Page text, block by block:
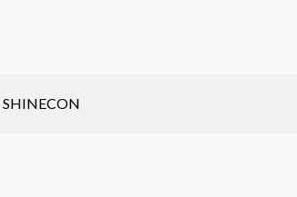
SHINECON